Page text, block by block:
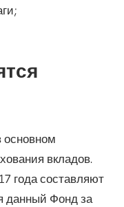
основном
вкладов.
года составляют
данный Фонд за